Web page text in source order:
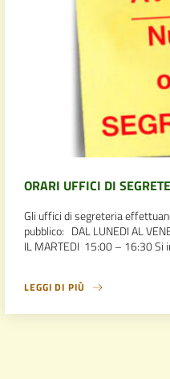
ORARI UFFICI DI
Gli uffici di segreteria
pubblico: DAL LUNEDI AL
IL MARTEDI 15:00 – 16:30
LEGGI DI PIÙ